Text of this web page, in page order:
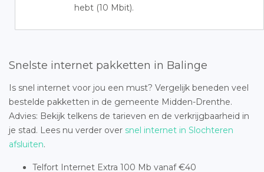
hebt (10 Mbit).
Snelste internet pakketten in Balinge
Is snel internet voor jou een must? Vergelijk beneden veel
bestelde pakketten in de gemeente Midden-Drenthe.
Advies: Bekijk telkens de tarieven en de verkrijgbaarheid in
je stad. Lees nu verder over snel internet in Slochteren
afsluiten.
Telfort Internet Extra 100 Mb vanaf €40